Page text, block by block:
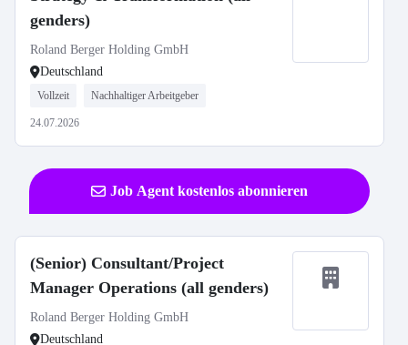
genders)
Roland Berger Holding GmbH
Deutschland
Vollzeit Nachhaltiger Arbeitgeber
24.07.2026
Job Agent kostenlos abonnieren
(Senior) Consultant/Project
Manager Operations (all genders)
Roland Berger Holding GmbH
Deutschland